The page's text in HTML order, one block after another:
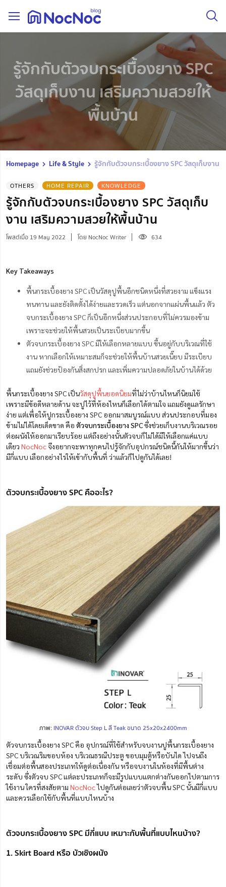
รู้จักกับตัวจบกระเบื้องยาง SPC
วัสดุเก็บงาน เสริมความสวยให้
พื้นบ้าน
Homepage Life & Style รู้จักกับตัวจบกระเบื้องยาง SPC วัสดุเก็บงาน
OTHERS HOME REPAIR KNOWLEDGE
รู้จักกับตัวจบกระเบื้องยาง SPC วัสดุเก็บ
งาน เสริมความสวยให้พื้นบ้าน
โพสต์เมื่อ 19 May 2022 โดย NocNoc Writer 634
Key Takeaways
พื้นกระเบื้องยาง SPC เป็นวัสดุปูพื้นอีกชนิดหนึ่งที่สวยงาม แข็งแรง
ทนทาน และยังติดตั้งได้ง่ายและรวดเร็ว แต่นอกจากแผ่นพื้นแล้ว ตัว
จบกระเบื้องยาง SPC ก็เป็นอีกหนึ่งส่วนประกอบที่ไม่ควรมองข้าม
เพราะจะช่วยให้พื้นสวยเป็นระเบียบมากขึ้น
ตัวจบกระเบื้องยาง SPC มีให้เลือกหลายแบบ ขึ้นอยู่กับบริเวณที่ใช้
งาน หากเลือกให้เหมาะสมก็จะช่วยให้พื้นบ้านสวยเนี๊ยบ มีระเบียบ
แถมยังช่วยป้องกันสิ่งสกปรก และเพิ่มความปลอดภัยในบ้านได้ด้วย
พื้นกระเบื้องยาง SPC เป็นวัสดุปูพื้นยอดนิยมที่ไม่ว่าบ้านไหนก็นิยมใช้
เพราะมีข้อดีหลายด้าน จะปูไว้ที่ห้องไหนก็เลือกได้ตามใจ แถมยังดูแลรักษา
ง่าย แต่เพื่อให้ปูกระเบื้องยาง SPC ออกมาสมบูรณ์แบบ ส่วนประกอบที่มอง
ข้ามไม่ได้โดยเด็ดขาด คือ ตัวจบกระเบื้องยาง SPCซึ่งช่วยเก็บงานบริเวณรอย
ต่อผนังให้ออกมาเรียบร้อย แต่ถึงอย่างนั้นตัวจบก็ไม่ได้มีให้เลือกแค่แบบ
เดียว NocNoc จึงอยากจะพาทุกคนไปรู้จักกับอุปกรณ์ชนิดนี้กันให้มากขึ้นว่า
มีกี่แบบ เลือกอย่างไรให้เข้ากับพื้นที่ ว่าแล้วก็ไปดูกันได้เลย!
ตัวจบกระเบื้องยาง SPC คืออะไร?
ภาพ: INOVAR ตัวจบ Step L สี Teak ขนาด 25x20x2400mm
ตัวจบกระเบื้องยาง SPC คือ อุปกรณ์ที่ใช้สำหรับจบงานปูพื้นกระเบื้องยาง
SPC บริเวณริมขอบห้อง บริเวณธรณีประตู ขอบมุมตู้หรือบันได ไปจนถึง
เชื่อมต่อพื้นสองประเภทให้ดูต่อเนื่องกัน หรือจบงานในห้องที่มีพื้นต่าง
ระดับ ซึ่งตัวจบ SPC แต่ละประเภทก็จะมีรูปแบบแตกต่างกันออกไปตามการ
ใช้งาน ใครที่สงสัยตาม NocNocไปดูกันต่อเลยว่าตัวจบพื้น SPC นั้นมีกี่แบบ
และควรเลือกใช้กับพื้นที่แบบไหนบ้าง
ตัวจบกระเบื้องยาง SPC มีกี่แบบ เหมาะกับพื้นที่แบบไหนบ้าง?
1. Skirt Board หรือ บัวเชิงผนัง